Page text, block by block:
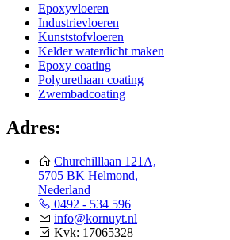
Epoxyvloeren
Industrievloeren
Kunststofvloeren
Kelder waterdicht maken
Epoxy coating
Polyurethaan coating
Zwembadcoating
Adres:
Churchilllaan 121A,
5705 BK Helmond,
Nederland
0492 - 534 596
info@kornuyt.nl
Kvk: 17065328